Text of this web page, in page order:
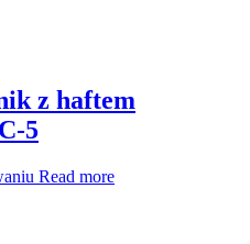
z haftem
5
Read more